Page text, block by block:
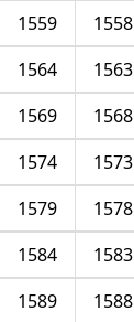
1558
1559
1563
1564
1568
1569
1573
1574
1578
1579
1583
1584
1588
1589